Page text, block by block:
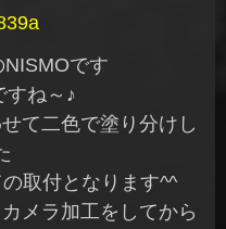
です
すね～♪
て二色で塗り分けし
取付となります^^
メラ加工をしてから